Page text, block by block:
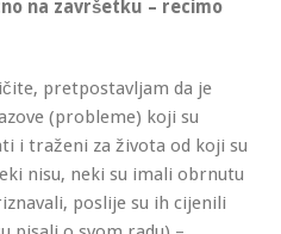
na završetku – recimo
pretpostavljam da je
(probleme) koji su
i traženi za života od koji su
nisu, neki su imali obrnutu
poslije su ih cijenili